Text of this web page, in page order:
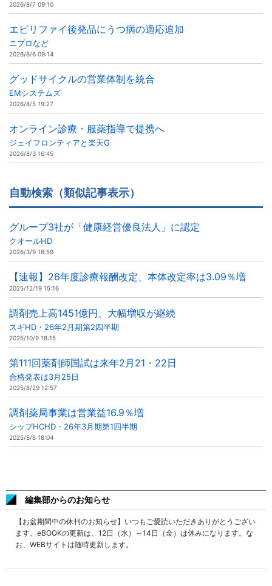
2026/8/7 09:10
エビリファイ後発品にうつ病の適応追加
ニプロなど
2026/8/6 09:14
グッドサイクルの営業体制を統合
EMシステムズ
2026/8/5 19:27
オンライン診療・服薬指導で提携へ
ジェイフロンティアと楽天G
2026/8/3 16:45
自動検索（類似記事表示）
グループ3社が「健康経営優良法人」に認定
クオールHD
2026/3/9 18:59
【速報】26年度診療報酬改定、本体改定率は3.09％増
2025/12/19 15:16
調剤売上高1451億円、大幅増収が継続
スギHD・26年2月期第2四半期
2025/10/9 18:15
第111回薬剤師国試は来年2月21・22日
合格発表は3月25日
2025/8/29 12:57
調剤薬局事業は営業益16.9％増
シップHCHD・26年3月期第1四半期
2025/8/8 18:04
編集部からのお知らせ
【お盆期間中の休刊のお知らせ】いつもご愛読いただきありがとうござい
ます。eBOOKの更新は、12日（水）～14日（金）は休みになります。な
お、WEBサイトは随時更新します。